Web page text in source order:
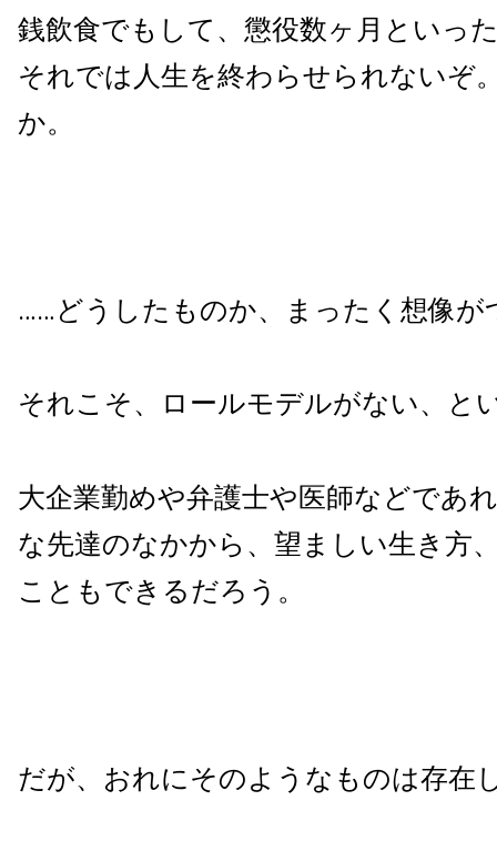
銭飲食でもして、懲役数ヶ月とい
それでは人生を終わらせられないぞ
か。
……どうしたものか、まったく想像が
それこそ、ロールモデルがない、と
大企業勤めや弁護士や医師などであ
な先達のなかから、望ましい生き方
こともできるだろう。
だが、おれにそのようなものは存在